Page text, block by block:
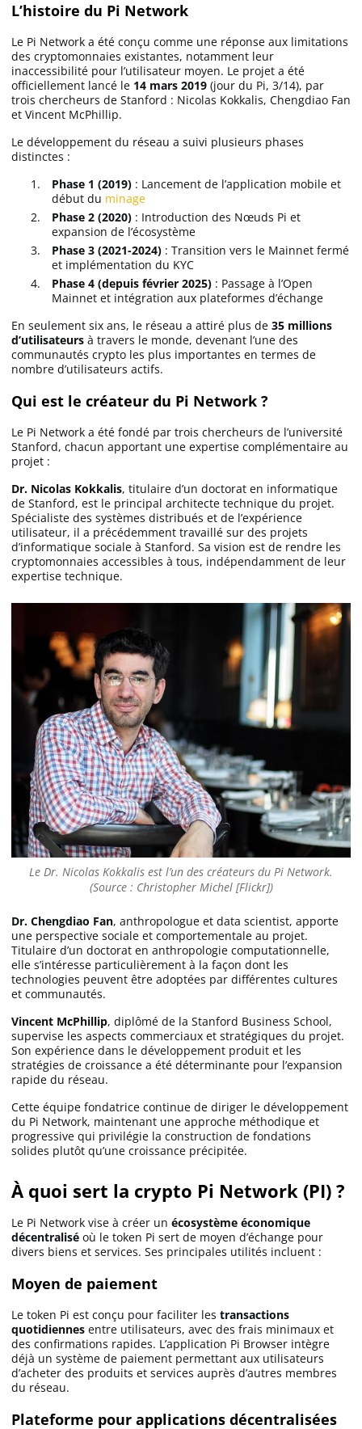
MEXC avis
Weex avis
Bitunix avis
L’histoire du Pi Network
Le Pi Network a été conçu comme une réponse aux limitations
des cryptomonnaies existantes, notamment leur
inaccessibilité pour l’utilisateur moyen. Le projet a été
officiellement lancé le 14 mars 2019 (jour du Pi, 3/14), par
trois chercheurs de Stanford : Nicolas Kokkalis, Chengdiao Fan
et Vincent McPhillip.
Le développement du réseau a suivi plusieurs phases
distinctes :
Phase 1 (2019) : Lancement de l’application mobile et
début du minage
Phase 2 (2020) : Introduction des Nœuds Pi et
expansion de l’écosystème
Phase 3 (2021-2024) : Transition vers le Mainnet fermé
et implémentation du KYC
Phase 4 (depuis février 2025) : Passage à l’Open
Mainnet et intégration aux plateformes d’échange
En seulement six ans, le réseau a attiré plus de 35 millions
d’utilisateurs à travers le monde, devenant l’une des
communautés crypto les plus importantes en termes de
nombre d’utilisateurs actifs.
Qui est le créateur du Pi Network ?
Le Pi Network a été fondé par trois chercheurs de l’université
Stanford, chacun apportant une expertise complémentaire au
projet :
Dr. Nicolas Kokkalis, titulaire d’un doctorat en informatique
de Stanford, est le principal architecte technique du projet.
Spécialiste des systèmes distribués et de l’expérience
utilisateur, il a précédemment travaillé sur des projets
d’informatique sociale à Stanford. Sa vision est de rendre les
cryptomonnaies accessibles à tous, indépendamment de leur
expertise technique.
Le Dr. Nicolas Kokkalis est l’un des créateurs du Pi Network.
(Source : Christopher Michel [Flickr])
Dr. Chengdiao Fan, anthropologue et data scientist, apporte
une perspective sociale et comportementale au projet.
Titulaire d’un doctorat en anthropologie computationnelle,
elle s’intéresse particulièrement à la façon dont les
technologies peuvent être adoptées par différentes cultures
et communautés.
Vincent McPhillip, diplômé de la Stanford Business School,
supervise les aspects commerciaux et stratégiques du projet.
Son expérience dans le développement produit et les
stratégies de croissance a été déterminante pour l’expansion
rapide du réseau.
Cette équipe fondatrice continue de diriger le développement
du Pi Network, maintenant une approche méthodique et
progressive qui privilégie la construction de fondations
solides plutôt qu’une croissance précipitée.
À quoi sert la crypto Pi Network (PI) ?
Le Pi Network vise à créer un écosystème économique
décentralisé où le token Pi sert de moyen d’échange pour
divers biens et services. Ses principales utilités incluent :
Moyen de paiement
Le token Pi est conçu pour faciliter les transactions
quotidiennes entre utilisateurs, avec des frais minimaux et
des confirmations rapides. L’application Pi Browser intègre
déjà un système de paiement permettant aux utilisateurs
d’acheter des produits et services auprès d’autres membres
du réseau.
Plateforme pour applications décentralisées